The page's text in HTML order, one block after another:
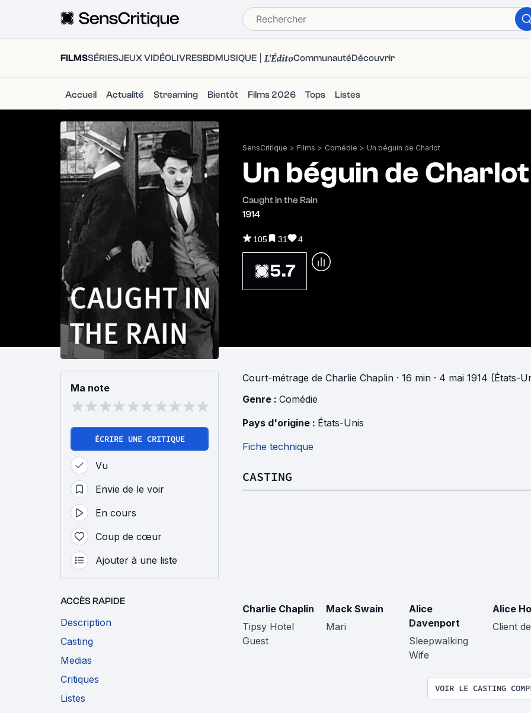
FILMSSÉRIESJEUX VIDÉOLIVRESBDMUSIQUE L'ÉditoCommunautéDécouvrir
Accueil Actualité Streaming Bientôt Films 2026 Tops Listes
SensCritique > Films > Comédie > Un béguin de Charlot
Un béguin de Charlot
Caught in the Rain
1914
105 31 4
5.7
Ma note
ÉCRIRE UNE CRITIQUE
Vu
Envie de le voir
En cours
Coup de cœur
Ajouter à une liste
ACCÈS RAPIDE
Description
Casting
Medias
Critiques
Listes
Court-métrage de Charlie Chaplin · 16 min · 4 mai 1914 (États-
Genre : Comédie
Pays d'origine : États-Unis
Fiche technique
CASTING
Charlie Chaplin
Tipsy Hotel
Guest
Mack Swain
Mari
Alice
Davenport
Sleepwalking
Wife
Alice
Client
VOIR LE CASTING